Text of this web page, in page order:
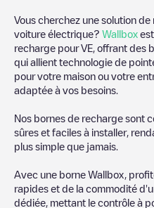
Vous cherchez une solution
voiture électrique? Wallbox
recharge pour VE, offrant des
qui allient technologie de
pour votre maison ou votre
adaptée à vos besoins.
Nos bornes de recharge sont
sûres et faciles à installer,
plus simple que jamais.
Avec une borne Wallbox,
rapides et de la commodité
dédiée, mettant le contrôle à